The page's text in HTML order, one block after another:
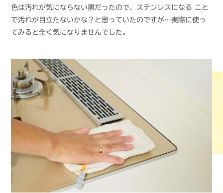
色は汚れが気にならない黒だったので、ステンレスになる こと
で汚れが目立たないかな？と思っていたのですが…実際に使っ
てみると全く気になりませんでした。